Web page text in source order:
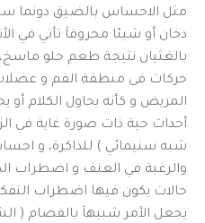
مثل الاحساس بالضيق دونما
دخان أو شيئا محروقاَ تأتي في
بالغثيان نتيجة طعم حلو
حركات فى منطقة الفم و
المريض و كأنه يحاول الكلام
أحداث حية ذات صورة غاية فى
شبه سنيمائي ) للذاكرة، و
والرغبة في العنف و اضطراب
حالات يكون فيها اضطراب
يجعل الأمر شبيهاَ بالفصام (